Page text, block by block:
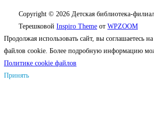
Copyright © 2026 Детская библиотека-
Терешковой Inspiro Theme от WPZOOM
Продолжая использовать сайт, вы соглашаетесь
файлов cookie. Более подробную информацию
Политике cookie файлов
Принять